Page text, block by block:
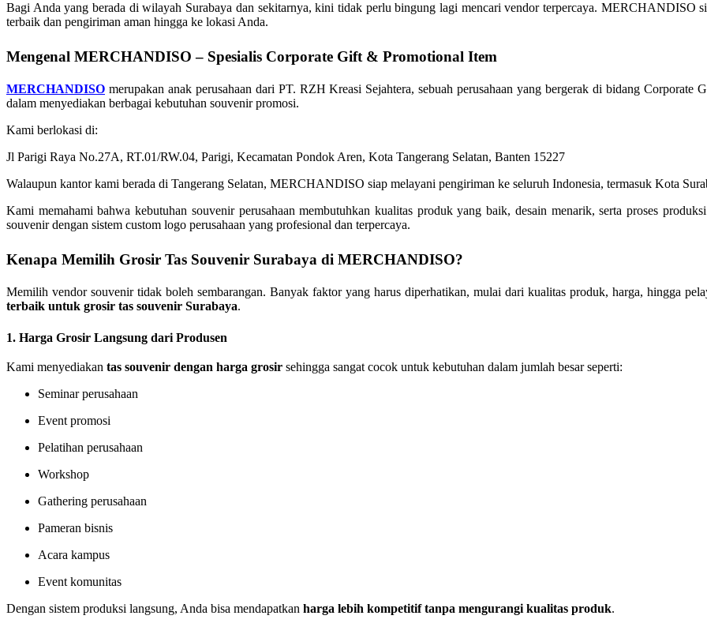
Bagi Anda yang berada di wilayah Surabaya dan sekitarnya, kini tidak perlu bingung lagi mencari vendor terpercaya. MERCHANDISO
terbaik dan pengiriman aman hingga ke lokasi Anda.
Mengenal MERCHANDISO – Spesialis Corporate Gift & Promotional Item
MERCHANDISO merupakan anak perusahaan dari PT. RZH Kreasi Sejahtera, sebuah perusahaan yang bergerak di bidang
dalam menyediakan berbagai kebutuhan souvenir promosi.
Kami berlokasi di:
Jl Parigi Raya No.27A, RT.01/RW.04, Parigi, Kecamatan Pondok Aren, Kota Tangerang Selatan, Banten 15227
Walaupun kantor kami berada di Tangerang Selatan, MERCHANDISO siap melayani pengiriman ke seluruh Indonesia, termasuk Kota
Kami memahami bahwa kebutuhan souvenir perusahaan membutuhkan kualitas produk yang baik, desain menarik, serta proses
souvenir dengan sistem custom logo perusahaan yang profesional dan terpercaya.
Kenapa Memilih Grosir Tas Souvenir Surabaya di MERCHANDISO?
Memilih vendor souvenir tidak boleh sembarangan. Banyak faktor yang harus diperhatikan, mulai dari kualitas produk, harga, hingga
terbaik untuk grosir tas souvenir Surabaya.
1. Harga Grosir Langsung dari Produsen
Kami menyediakan tas souvenir dengan harga grosir sehingga sangat cocok untuk kebutuhan dalam jumlah besar seperti:
Seminar perusahaan
Event promosi
Pelatihan perusahaan
Workshop
Gathering perusahaan
Pameran bisnis
Acara kampus
Event komunitas
Dengan sistem produksi langsung, Anda bisa mendapatkan harga lebih kompetitif tanpa mengurangi kualitas produk.